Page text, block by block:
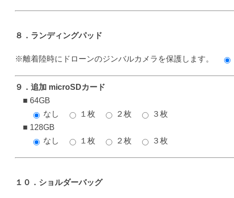
８．ランディングパッド
※離着陸時にドローンのジンバルカメラを保護します。
９．追加 microSDカード
■ 64GB
なし
１枚 ２枚
３枚
■ 128GB
なし
１枚 ２枚 ３枚
１０．ショルダーバッグ